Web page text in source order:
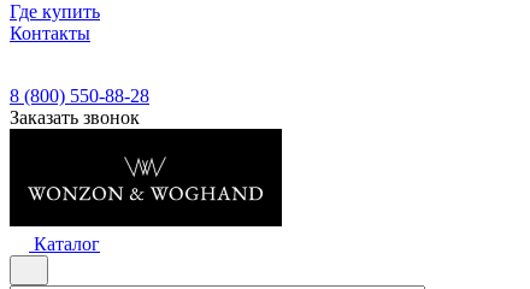
Где купить
Контакты
8 (800) 550-88-28
Заказать звонок
Каталог